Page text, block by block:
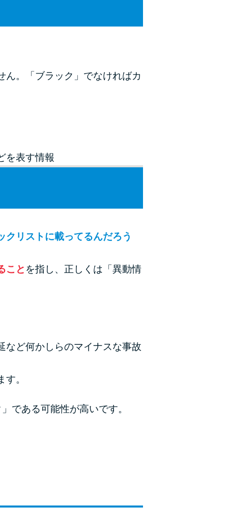
ソフト闇金とは？悪質な手口には要注意！
らない理由
ラックか確かめる方法
アコムとレイクどっちがいいの？ カードロー
ンの選び方を徹底解説！
年収が低い＆他社借入があると落ちる？バンク
イックの口コミを分析
みずほ銀行カードローンの問い合わせ先とシー
ん。「ブラック」でなければカ
を表す情報
リストに載ってるんだろう
こと を指し、正しくは「異動情
など何かしらのマイナスな事故
。
である可能性が高いです。